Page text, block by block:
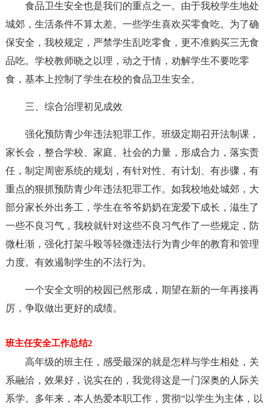
食品卫生安全也是我们的重点之一。由于我校学生地处
城郊，生活条件不算太差。一些学生喜欢买零食吃。为了确
保安全，我校规定，严禁学生乱吃零食，更不准购买三无食
品吃。学校教师晓之以理，动之于情，劝解学生不要吃零
食，基本上控制了学生在校的食品卫生安全。
三、综合治理初见成效
强化预防青少年违法犯罪工作。班级定期召开法制课，
家长会，整合学校、家庭、社会的力量，形成合力，落实责
任，制定周密系统的规划，有针对性、有计划、有步骤，有
重点的狠抓预防青少年违法犯罪工作。如我校地处城郊，大
部分家长外出务工，学生在爷爷奶奶在宠爱下成长，滋生了
一些不良习气，我校就针对这些不良习气作了一些规定，防
微杜渐，强化打架斗殴等轻微违法行为青少年的教育和管理
力度。有效遏制学生的不法行为。
一个安全文明的校园已然形成，期望在新的一年再接再
厉，争取做出更好的成绩。
班主任安全工作总结2
高年级的班主任，感受最深的就是怎样与学生相处，关
系融洽，效果好，说实在的，我觉得这是一门深奥的人际关
系学。多年来，本人热爱本职工作，贯彻“以学生为主体，以